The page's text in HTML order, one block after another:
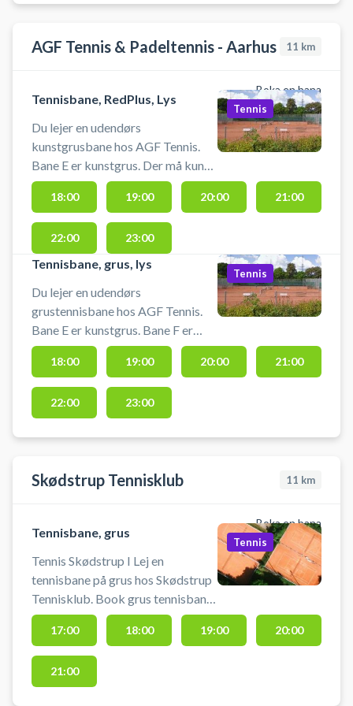
låneketsjere/bolde under
foran Hallen.
AGF Tennis & Padeltennis - Aarhus 11 km
Boka en bana
Tennisbane, RedPlus, Lys
Du lejer en udendørs
kunstgrusbane hos AGF Tennis.
Bane E er kunstgrus. Der må kun
spilles med fladbundede
sportssko. Tennissko eller
indendørs-sportssko kan
anvendes. HUSK at ordne banen
efter en
Tennis
18:00 19:00 20:00 21:00
22:00 23:00
Tennisbane, grus, lys
Du lejer en udendørs
grustennisbane hos AGF Tennis.
Bane E er kunstgrus. Bane F er
eneste bane med lys. (Hvis bane F
er ledig kan du vælge den sidst i
booking-processen, i bunden af
siden) Der må ku
Tennis
18:00 19:00 20:00 21:00
22:00 23:00
Skødstrup Tennisklub 11 km
Boka en bana
Tennisbane, grus
Tennis Skødstrup I Lej en
tennisbane på grus hos Skødstrup
Tennisklub. Book grus tennisbane
og spil tennis i Skødstrup på
tennisklubbens udendørs
tennisbaner nord for Aarhus.
Tennisklubben i Skødstrup udlejer
Tennis
17:00 18:00 19:00 20:00
21:00